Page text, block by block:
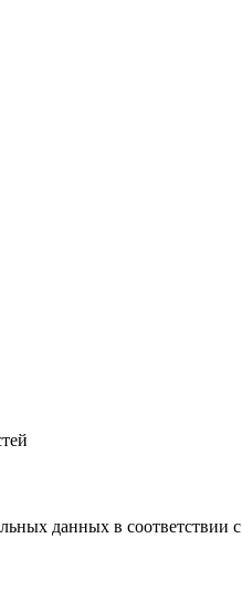
данных в соответствии с